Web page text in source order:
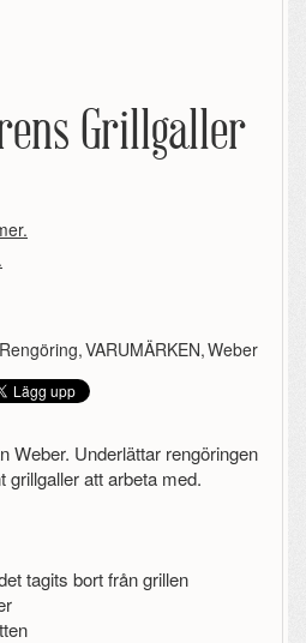
Grillgaller
Rengöring,VARUMÄRKEN,Weber
Weber. Underlättar rengöringen
grillgaller att arbeta med.
tagits bort från grillen